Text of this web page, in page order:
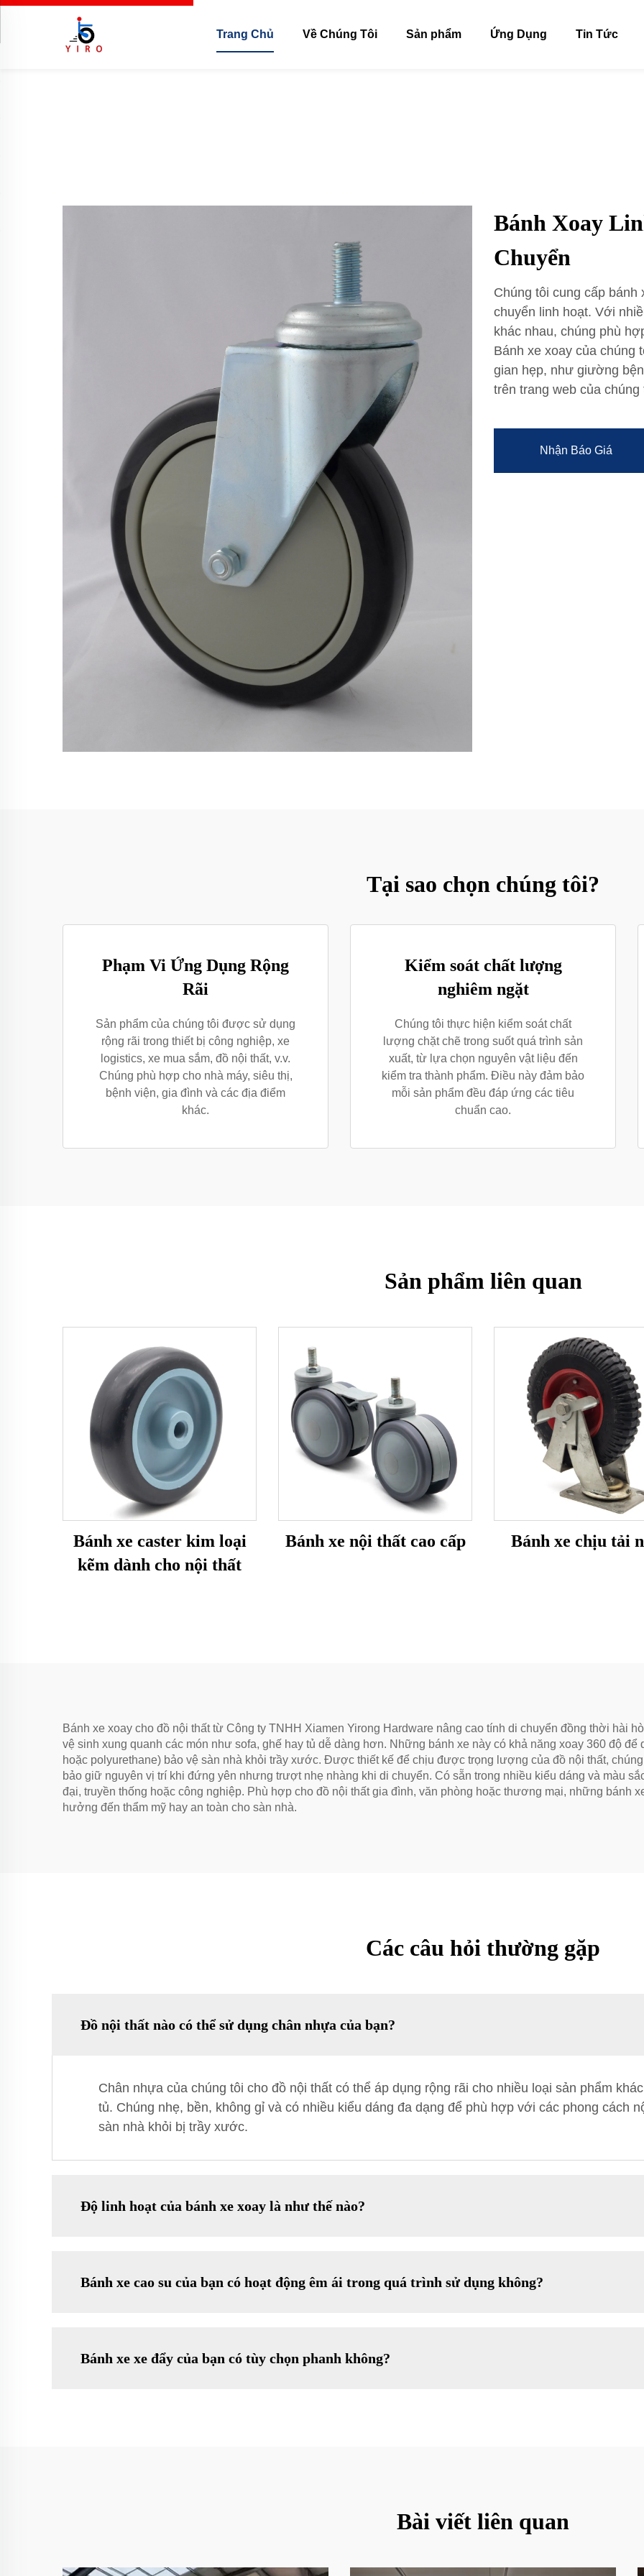
Trang Chủ Về Chúng Tôi Sản phẩm Ứng Dụng Tin Tức
Bánh Xoay
Chuyển
Chúng tôi cung cấp
chuyển linh hoạt. Với
khác nhau, chúng phù
Bánh xe xoay của chúng
gian hẹp, như giường
trên trang web của chúng
Nhận Báo Giá
Tại sao chọn chúng tôi?
Phạm Vi Ứng Dụng Rộng
Rãi
Sản phẩm của chúng tôi được sử dụng
rộng rãi trong thiết bị công nghiệp, xe
logistics, xe mua sắm, đồ nội thất, v.v.
Chúng phù hợp cho nhà máy, siêu thị,
bệnh viện, gia đình và các địa điểm
khác.
Kiểm soát chất lượng
nghiêm ngặt
Chúng tôi thực hiện kiểm soát chất
lượng chặt chẽ trong suốt quá trình sản
xuất, từ lựa chọn nguyên vật liệu đến
kiểm tra thành phẩm. Điều này đảm bảo
mỗi sản phẩm đều đáp ứng các tiêu
chuẩn cao.
Sản phẩm liên quan
Bánh xe caster kim loại
kẽm dành cho nội thất
Bánh xe nội thất cao cấp Bánh xe chịu tải
Bánh xe xoay cho đồ nội thất từ Công ty TNHH Xiamen Yirong Hardware nâng cao tính di chuyển đồng thời hài
vệ sinh xung quanh các món như sofa, ghế hay tủ dễ dàng hơn. Những bánh xe này có khả năng xoay 360 độ để
hoặc polyurethane) bảo vệ sàn nhà khỏi trầy xước. Được thiết kế để chịu được trọng lượng của đồ nội thất,
bảo giữ nguyên vị trí khi đứng yên nhưng trượt nhẹ nhàng khi di chuyển. Có sẵn trong nhiều kiểu dáng và màu
đại, truyền thống hoặc công nghiệp. Phù hợp cho đồ nội thất gia đình, văn phòng hoặc thương mại, những bánh
hưởng đến thẩm mỹ hay an toàn cho sàn nhà.
Các câu hỏi thường gặp
Đồ nội thất nào có thể sử dụng chân nhựa của bạn?
Chân nhựa của chúng tôi cho đồ nội thất có thể áp dụng rộng rãi cho nhiều loại sản phẩm
tủ. Chúng nhẹ, bền, không gỉ và có nhiều kiểu dáng đa dạng để phù hợp với các phong cách
sàn nhà khỏi bị trầy xước.
Độ linh hoạt của bánh xe xoay là như thế nào?
Bánh xe cao su của bạn có hoạt động êm ái trong quá trình sử dụng không?
Bánh xe xe đẩy của bạn có tùy chọn phanh không?
Bài viết liên quan